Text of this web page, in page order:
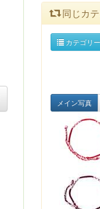
同じカ
カテゴリ
メイン写真